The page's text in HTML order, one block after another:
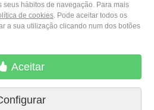
S.A.
Gracia, 17
hábitos de navegação. Para mais
de cookies. Pode aceitar todos os
a sua utilização clicando num dos botões
Aceitar